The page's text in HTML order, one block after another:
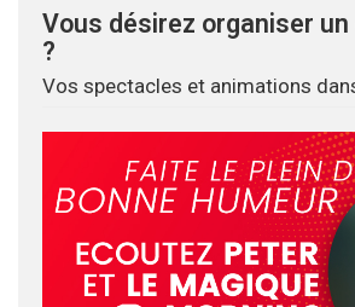
Vous désirez organiser
?
Vos spectacles et animations